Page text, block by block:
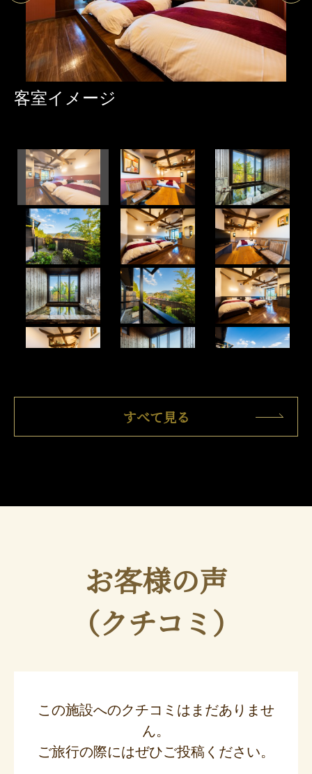
客室イメージ
すべて見る
お客様の声
（クチコミ）
この施設へのクチコミはまだありませ
ん。
ご旅行の際にはぜひご投稿ください。